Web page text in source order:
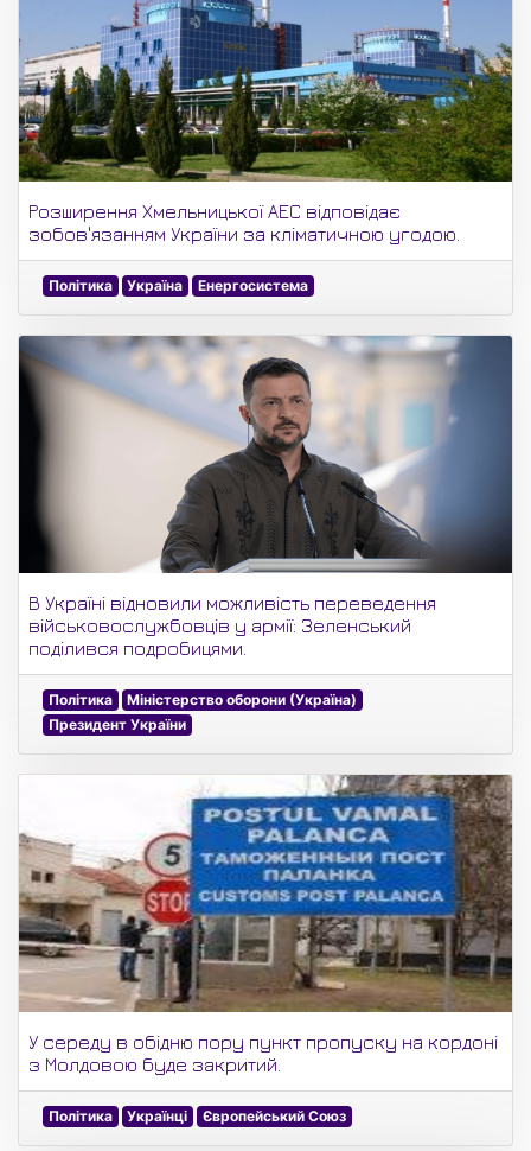
Розширення Хмельницької АЕС відповідає
зобов'язанням України за кліматичною угодою.
Політика Україна Енергосистема
В Україні відновили можливість переведення
військовослужбовців у армії: Зеленський
поділився подробицями.
Політика
Міністерство оборони (Україна)
Президент України
У середу в обідню пору пункт пропуску на кордоні
з Молдовою буде закритий.
Політика Українці Європейський Союз